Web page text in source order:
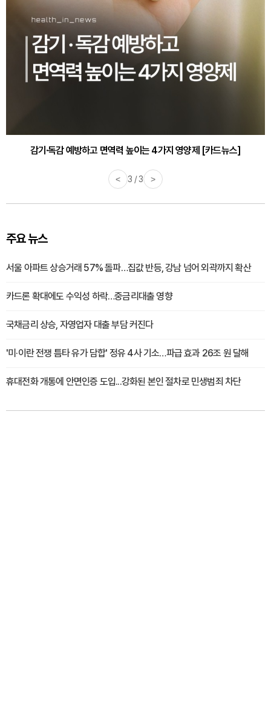
감기·독감 예방하고 면역력 높이는 4가지 영양제 [카드뉴스]
< 3 / 3 >
주요 뉴스
서울 아파트 상승거래 57% 돌파…집값 반등, 강남 넘어 외곽까지 확산
카드론 확대에도 수익성 하락…중금리대출 영향
국채금리 상승, 자영업자 대출 부담 커진다
'미·이란 전쟁 틈타 유가 담합' 정유 4사 기소…파급 효과 26조 원 달해
휴대전화 개통에 안면인증 도입...강화된 본인 절차로 민생범죄 차단